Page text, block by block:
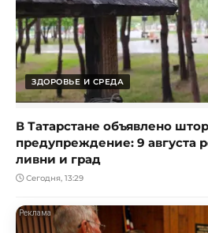
ЗДОРОВЬЕ И СРЕДА
В Татарстане объявлено
предупреждение: 9 августа
ливни и град
Сегодня, 13:29